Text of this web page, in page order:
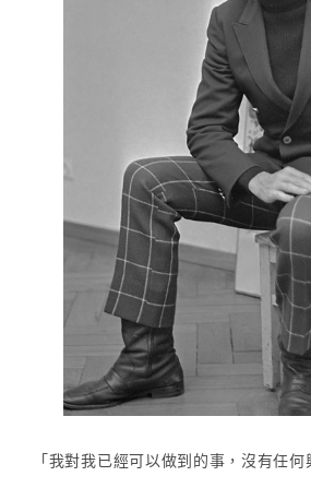
「我對我已經可以做到的事，沒有任何